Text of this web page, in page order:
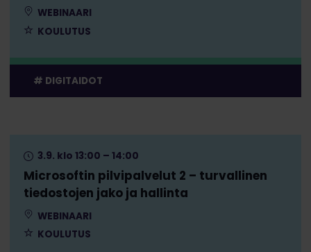
WEBINAARI
KOULUTUS
DIGITAIDOT
Microsoftin pilvipalvelut 2 – turvallinen
tiedostojen jako ja hallinta
3.9. klo 13:00 – 14:00
WEBINAARI
KOULUTUS